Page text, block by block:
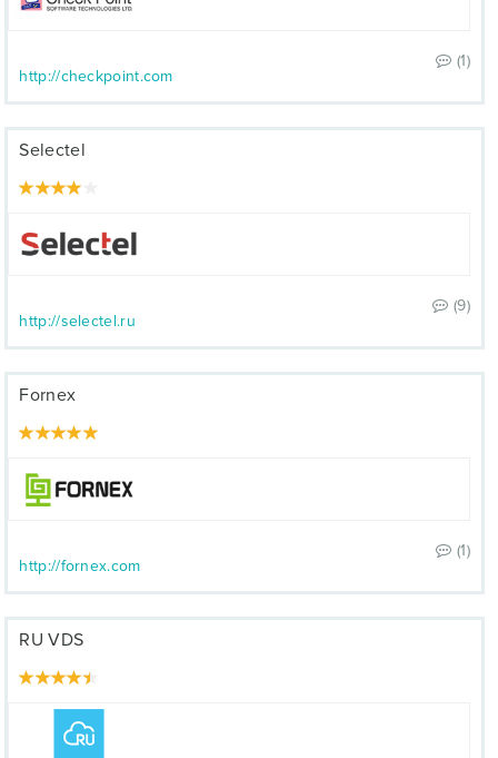
(1)
http://checkpoint.com
Selectel
(9)
http://selectel.ru
Fornex
(1)
http://fornex.com
RU VDS